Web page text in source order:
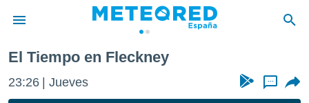
de
El Tiempo en Fleckney
23:26 Jueves ...